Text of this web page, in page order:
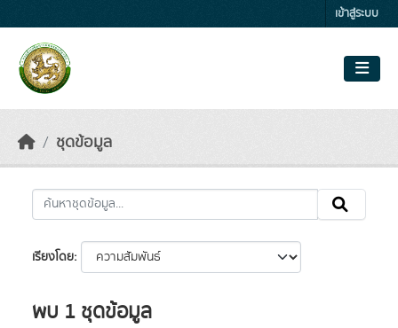
เข้าสู่ระบบ
ชุดข้อมูล
เรียงโดย
พบ 1 ชุดข้อมูล